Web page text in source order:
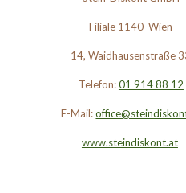
Filiale 1140 Wien
14, Waidhausenstraße
Telefon:01 914 88 12
E-Mail:
www.steindiskont.at